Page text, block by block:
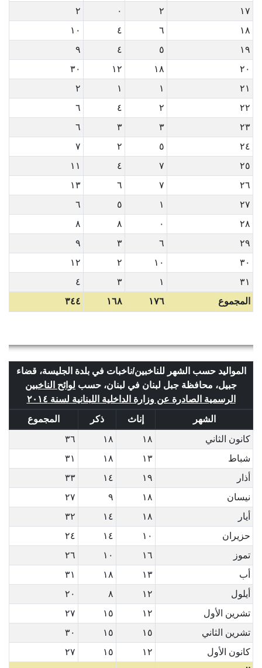
١٧
٢ ٠
٢
١٨
٦ ٤
١٠
١٩
٥ ٤
٩
٢٠
١٨ ١٢
٣٠
٢١
١ ١
٢
٢٢
٢ ٤
٦
٢٣
٣ ٣
٦
٢٤
٥ ٢
٧
٢٥
٧ ٤
١١
٢٦
٧ ٦
١٣
٢٧
١ ٥
٦
٢٨
٠ ٨
٨
٢٩
٦ ٣
٩
٣٠
١٠ ٢
١٢
٣١
١ ٣
٤
المجموع
١٧٦ ١٦٨ ٣٤٤
المواليد حسب الشهر للناخبين/ناخبات في بلدة الجليسة، قضاء
جبيل، محافظة جبل لبنان في لبنان، حسب لوائح الناخبين
الرسمية الصادرة عن وزارة الداخلية اللبنانية لسنة ٢٠١٤
الشهر
إناث ذكر
المجموع
كانون الثاني
١٨ ١٨
٣٦
شباط
١٣ ١٨
٣١
أذار
١٩ ١٤
٣٣
نيسان
١٨ ٩
٢٧
أيار
١٨ ١٤
٣٢
حزيران
١٠ ١٤
٢٤
تموز
١٦ ١٠
٢٦
أب
١٣ ١٨
٣١
أيلول
١٢ ٨
٢٠
تشرين الأول
١٢ ١٥
٢٧
تشرين الثاني
١٥ ١٥
٣٠
كانون الأول
١٢ ١٥
٢٧